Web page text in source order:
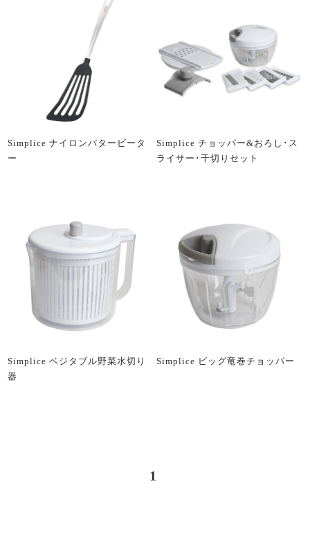
Simplice ナイロンバタービータ
ー
Simplice チョッパー&おろし･ス
ライサー･千切りセット
Simplice ベジタブル野菜水切り
器
Simplice ビッグ竜巻チョッパー
1